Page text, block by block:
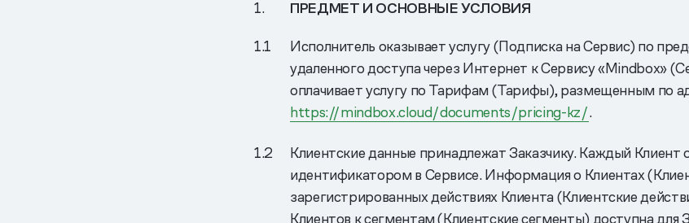
ПРЕДМЕТ И ОСНОВНЫЕ УСЛОВИЯ
Исполнитель оказывает услугу (Подписка на Сервис) по
удаленного доступа через Интернет к Сервису «Mindbox»
оплачивает услугу по Тарифам (Тарифы), размещенным по
https://mindbox.cloud/documents/pricing-kz/.
Клиентские данные принадлежат Заказчику. Каждый Клиент
идентификатором в Сервисе. Информация о Клиентах
зарегистрированных действиях Клиента (Клиентские
Клиентов к сегментам (Клиентские сегменты) доступна для